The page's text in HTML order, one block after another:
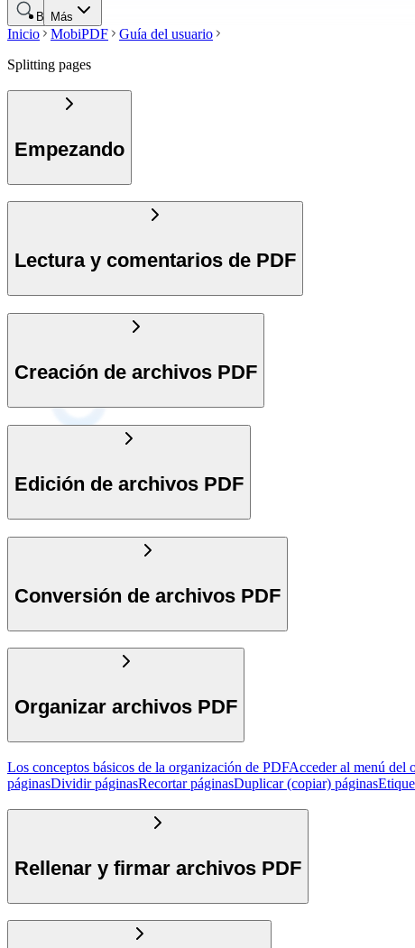
Más
Buscar
Inicio MobiPDF
Guía del usuario
Splitting pages
Empezando
Lectura y comentarios de PDF
Creación de archivos PDF
Edición de archivos PDF
Conversión de archivos PDF
Organizar archivos PDF
Los conceptos básicos de la organización de PDFAcceder al menú del
páginasDividir páginasRecortar páginasDuplicar (copiar) páginas
Rellenar y firmar archivos PDF